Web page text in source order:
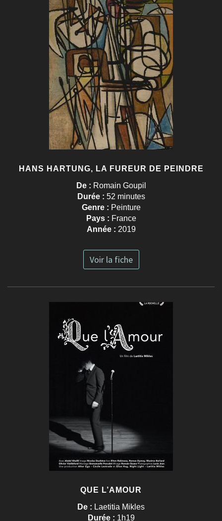
HANS HARTUNG, LA FUREUR DE PEINDRE
De : Romain Goupil
Durée : 52 minutes
Genre : Peinture
Pays : France
Année : 2019
Voir la fiche
QUE L’AMOUR
De : Laetitia Mikles
Durée : 1h19